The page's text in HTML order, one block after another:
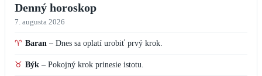
Denný horoskop
7. augusta 2026
♈ Baran – Dnes sa oplatí urobiť prvý krok.
♉ Býk – Pokojný krok prinesie istotu.